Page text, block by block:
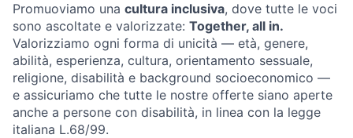
Promuoviamo una cultura inclusiva, dove tutte le voci
sono ascoltate e valorizzate: Together, all in.
Valorizziamo ogni forma di unicità — età, genere,
abilità, esperienza, cultura, orientamento sessuale,
religione, disabilità e background socioeconomico —
e assicuriamo che tutte le nostre offerte siano aperte
anche a persone con disabilità, in linea con la legge
italiana L.68/99.